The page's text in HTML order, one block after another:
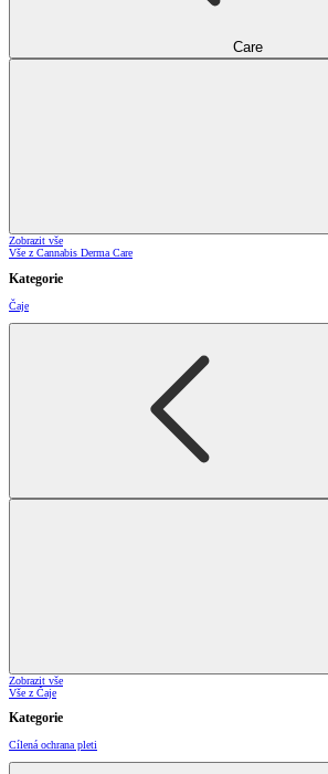
Care
Zobrazit vše
Vše z Cannabis Derma Care
Kategorie
Čaje
Zobrazit vše
Vše z Čaje
Kategorie
Cílená ochrana pleti